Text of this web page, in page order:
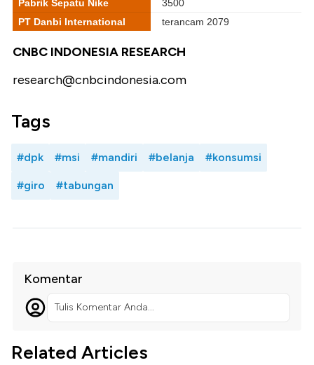
CNBC INDONESIA RESEARCH
research@cnbcindonesia.com
Tags
#dpk #msi #mandiri #belanja #konsumsi
#giro #tabungan
Komentar
Tulis Komentar Anda...
Related Articles